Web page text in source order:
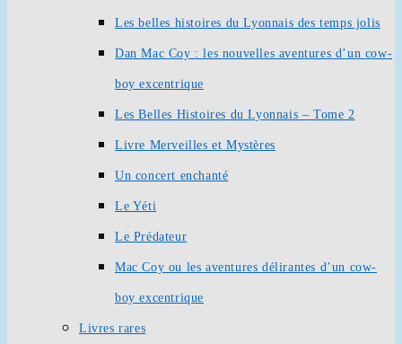
Les belles histoires du Lyonnais des temps jolis
Dan Mac Coy : les nouvelles aventures d’un cow-
boy excentrique
Les Belles Histoires du Lyonnais – Tome 2
Livre Merveilles et Mystères
Un concert enchanté
Le Yéti
Le Prédateur
Mac Coy ou les aventures délirantes d’un cow-
boy excentrique
Livres rares